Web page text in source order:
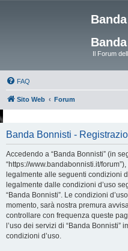
Il Forum
FAQ
Sito Web Forum
Banda Bonnisti -
Accedendo a “Banda Bonnisti” (in
“https://www.bandabonnisti.it/
legalmente alle seguenti condizioni
legalmente dalle condizioni d’uso
“Banda Bonnisti”. Le condizioni
momento, sarà nostra premura
controllare con frequenza queste
l’uso dei servizi di “Banda Bonnisti”
condizioni d’uso.